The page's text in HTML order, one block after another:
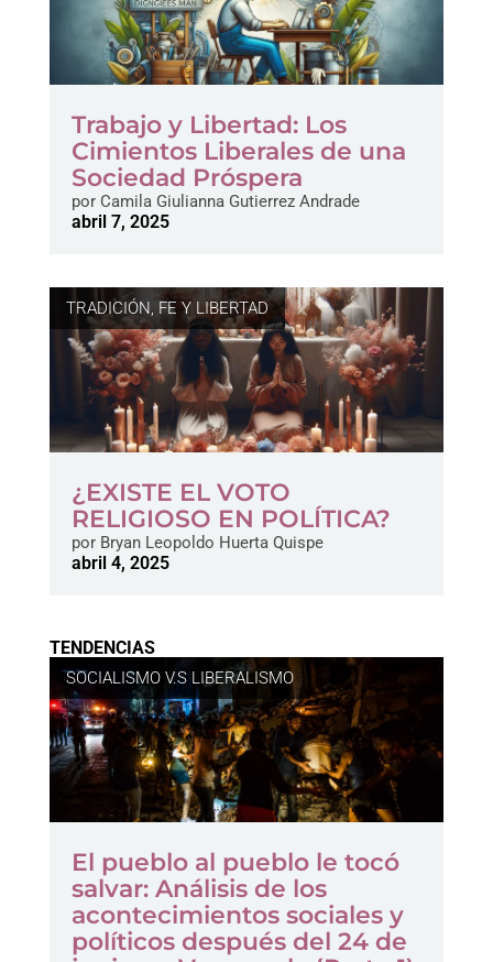
Trabajo y Libertad: Los
Cimientos Liberales de una
Sociedad Próspera
porCamila Giulianna Gutierrez Andrade
abril 7, 2025
TRADICIÓN, FE Y LIBERTAD
¿EXISTE EL VOTO
RELIGIOSO EN POLÍTICA?
porBryan Leopoldo Huerta Quispe
abril 4, 2025
TENDENCIAS
SOCIALISMO V.S LIBERALISMO
El pueblo al pueblo le tocó
salvar: Análisis de los
acontecimientos sociales y
políticos después del 24 de